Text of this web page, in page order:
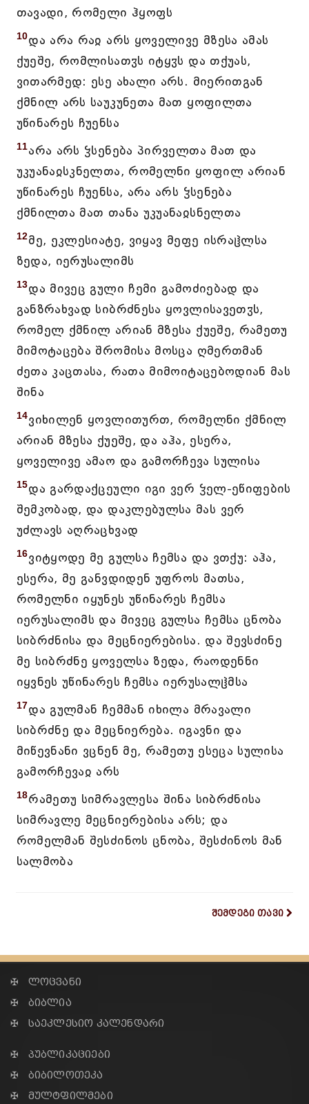
თავადი, რომელი ჰყოფს
10და არა რაჲ არს ყოველივე მზესა ამას
ქუეშე, რომლისათჳს იტყჳს და თქუას,
ვითარმედ: ესე ახალი არს. მიერითგან
ქმნილ არს საუკუნეთა მათ ყოფილთა
უწინარეს ჩუენსა
11არა არს ჴსენება პირველთა მათ და
უკუანაჲსკნელთა, რომელნი ყოფილ არიან
უწინარეს ჩუენსა, არა არს ჴსენება
ქმნილთა მათ თანა უკუანაჲსნელთა
12მე, ეკლესიატე, ვიყავ მეფე ისრაჱლსა
ზედა, იერუსალიმს
13და მივეც გული ჩემი გამოძიებად და
განზრახვად სიბრძნესა ყოვლისავეთჳს,
რომელ ქმნილ არიან მზესა ქუეშე, რამეთუ
მიმოტაცება შრომისა მოსცა ღმერთმან
ძეთა კაცთასა, რათა მიმოიტაცებოდიან მას
შინა
14ვიხილენ ყოვლითურთ, რომელნი ქმნილ
არიან მზესა ქუეშე, და აჰა, ესერა,
ყოველივე ამაო და გამორჩევა სულისა
15და გარდაქცეული იგი ვერ ჴელ-ეწიფების
შემკობად, და დაკლებულსა მას ვერ
უძლავს აღრაცხვად
16ვიტყოდე მე გულსა ჩემსა და ვთქუ: აჰა,
ესერა, მე განვდიდენ უფროს მათსა,
რომელნი იყუნეს უწინარეს ჩემსა
იერუსალიმს და მივეც გულსა ჩემსა ცნობა
სიბრძნისა და მეცნიერებისა. და შევსძინე
მე სიბრძნე ყოველსა ზედა, რაოდენნი
იყვნეს უწინარეს ჩემსა იერუსალჱმსა
17და გულმან ჩემმან იხილა მრავალი
სიბრძნე და მეცნიერება. იგავნი და
მიწევნანი ვცნენ მე, რამეთუ ესეცა სულისა
გამორჩევაჲ არს
18რამეთუ სიმრავლესა შინა სიბრძნისა
სიმრავლე მეცნიერებისა არს; და
რომელმან შესძინოს ცნობა, შესძინოს მან
სალმობა
შემდეგი თავი
✠ ლოცვანი
✠ ბიბლია
✠ საეკლესიო კალენდარი
✠ პუბლიკაციები
✠ ბიბილოთეკა
✠ მულტფილმები